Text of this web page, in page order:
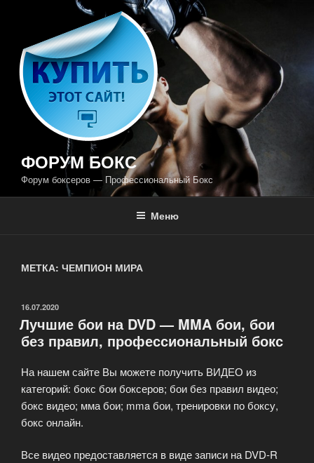
содержимому
ФОРУМ БОКС
Форум боксеров — Профессиональный Бокс
Меню
МЕТКА: ЧЕМПИОН МИРА
ОПУБЛИКОВАНО
16.07.2020
Лучшие бои на DVD — MMA бои, бои
без правил, профессиональный бокс
На нашем сайте Вы можете получить ВИДЕО из
категорий: бокс бои боксеров; бои без правил видео;
бокс видео; мма бои; mma бои, тренировки по боксу,
бокс онлайн.
Все видео предоставляется в виде записи на DVD-R